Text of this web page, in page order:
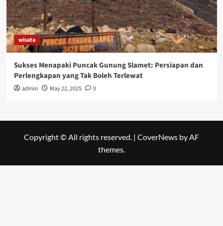
wisata
Sukses Menapaki Puncak Gunung Slamet: Persiapan dan
Perlengkapan yang Tak Boleh Terlewat
admin May 22, 2025 0
Copyright © All rights reserved. | CoverNews by AF
themes.